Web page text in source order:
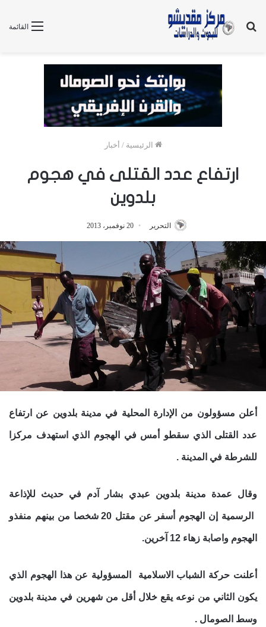
القائمة
بحث
الرئيسية / أخبار
ارتفاع عدد القتلى في هجوم
بلدوين
التحرير 20 نوفمبر، 2013
أعلن مسؤولون من الإدارة المحلية في مدينة بلدوين عن ارتفاع
عدد القتلى الذي سقطو أمس في الهجوم الذي استهدف مركزا
للشرطة في المدينة .
وقال عمدة مدينة بلدوين عبدي بشار آدم في حديث للإذاعة
الرسمية إن الهجوم أسفر عن مقتل 20 شخصا من بينهم منفذو
الهجوم واصابة زهاء 12 آخرين.
أعلنت حركة الشباب الاسلامية المسؤولية عن هذا الهجوم الذي
يكون الثاني من نوعه يقع خلال أقل من شهرين في مدينة بلدوين
وسط الصومال .